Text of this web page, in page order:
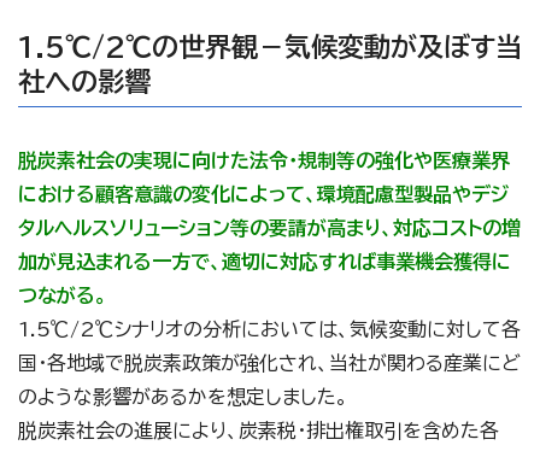
1.5℃/2℃の世界観－気候変動が及ぼす当
社への影響
脱炭素社会の実現に向けた法令・規制等の強化や医療業界
における顧客意識の変化によって、環境配慮型製品やデジ
タルヘルスソリューション等の要請が高まり、対応コストの増
加が見込まれる一方で、適切に対応すれば事業機会獲得に
つながる。
1.5℃/2℃シナリオの分析においては、気候変動に対して各
国・各地域で脱炭素政策が強化され、当社が関わる産業にど
のような影響があるかを想定しました。
脱炭素社会の進展により、炭素税・排出権取引を含めた各